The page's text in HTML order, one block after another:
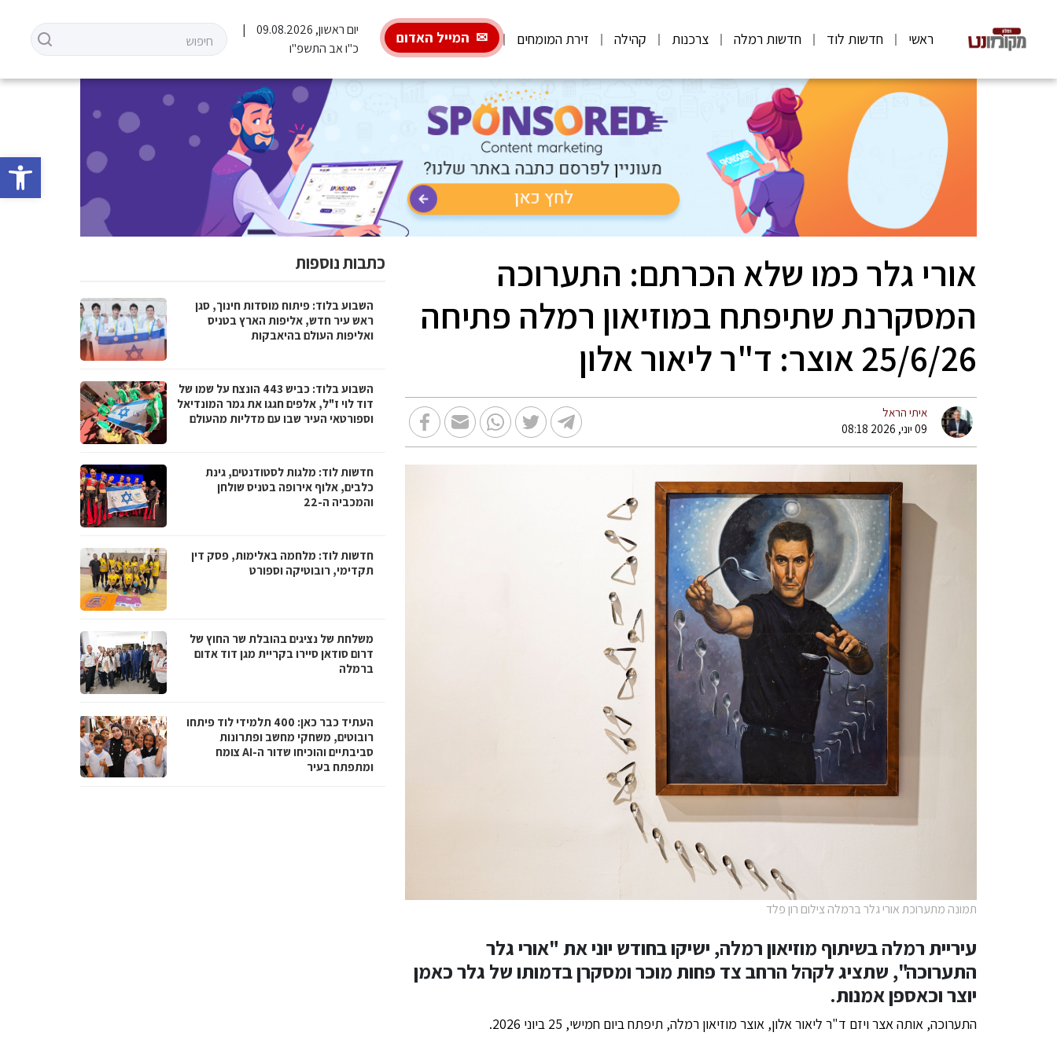
פתח
ראשי חדשות לוד חדשות רמלה צרכנות קהילה זירת המומחים המייל האדום
יום ראשון, 09.08.2026
כ"ו אב התשפ"ו
אורי גלר כמו שלא הכרתם: התערוכה
המסקרנת שתיפתח במוזיאון רמלה פתיחה
25/6/26 אוצר: ד"ר ליאור אלון
איתי הראל
09 יוני, 2026 08:18
תמונה מתערוכת אורי גלר ברמלה צילום רון פלד
עיריית רמלה בשיתוף מוזיאון רמלה, ישיקו בחודש יוני את "אורי גלר
התערוכה", שתציג לקהל הרחב צד פחות מוכר ומסקרן בדמותו של גלר כאמן
יוצר וכאספן אמנות.
התערוכה, אותה אצר ויזם ד"ר ליאור אלון, אוצר מוזיאון רמלה, תיפתח ביום חמישי, 25 ביוני 2026.
כתבות נוספות
השבוע בלוד: פיתוח מוסדות חינוך, סגן
ראש עיר חדש, אליפות הארץ בטניס
ואליפות העולם בהיאבקות
השבוע בלוד: כביש 443 הונצח על שמו של
דוד לוי ז"ל, אלפים חגגו את גמר המונדיאל
וספורטאי העיר שבו עם מדליות מהעולם
חדשות לוד: מלגות לסטודנטים, גינת
כלבים, אלוף אירופה בטניס שולחן
והמכביה ה-22
חדשות לוד: מלחמה באלימות, פסק דין
תקדימי, רובוטיקה וספורט
משלחת של נציגים בהובלת שר החוץ של
דרום סודאן סיירו בקריית מגן דוד אדום
ברמלה
העתיד כבר כאן: 400 תלמידי לוד פיתחו
רובוטים, משחקי מחשב ופתרונות
סביבתיים והוכיחו שדור ה-AI צומח
ומתפתח בעיר